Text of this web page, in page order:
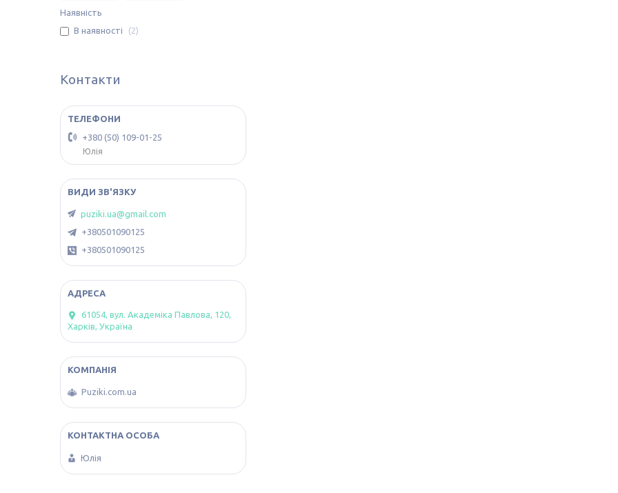
Наявність
В наявності
2
Контакти
+380 (50) 109-01-25
Юлія
puziki.ua@gmail.com
+380501090125
+380501090125
61054, вул. Академіка Павлова, 120,
Харків, Україна
Puziki.com.ua
Юлія